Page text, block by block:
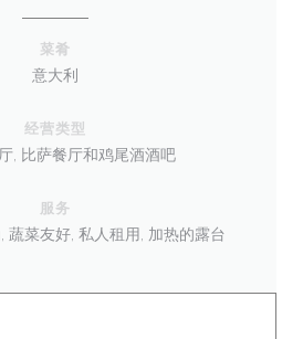
菜肴
意大利
经营类型
, 比萨餐厅和鸡尾酒酒吧
服务
蔬菜友好, 私人租用, 加热的露台